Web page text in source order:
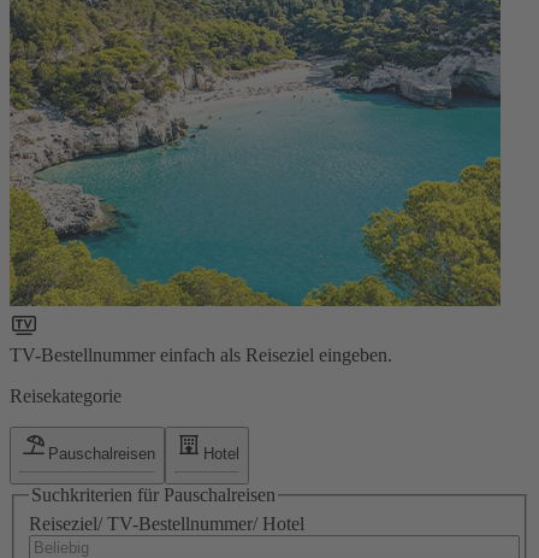
TV-Bestellnummer einfach als Reiseziel eingeben.
Reisekategorie
Pauschalreisen Hotel
Suchkriterien für Pauschalreisen
Reiseziel/ TV-Bestellnummer/ Hotel